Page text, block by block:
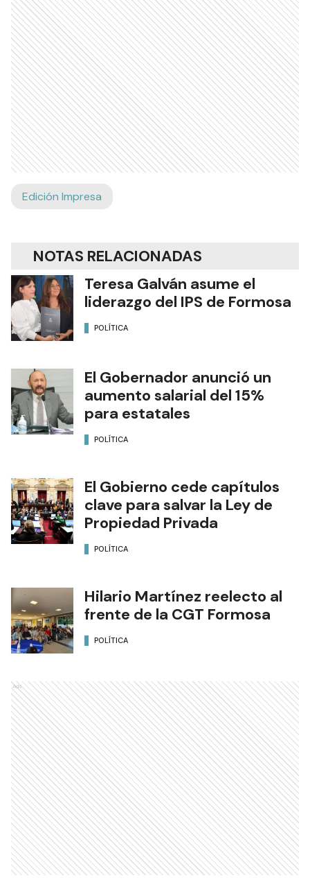
Edición Impresa
NOTAS RELACIONADAS
Teresa Galván asume el
liderazgo del IPS de Formosa
POLÍTICA
El Gobernador anunció un
aumento salarial del 15%
para estatales
POLÍTICA
El Gobierno cede capítulos
clave para salvar la Ley de
Propiedad Privada
POLÍTICA
Hilario Martínez reelecto al
frente de la CGT Formosa
POLÍTICA
Ads